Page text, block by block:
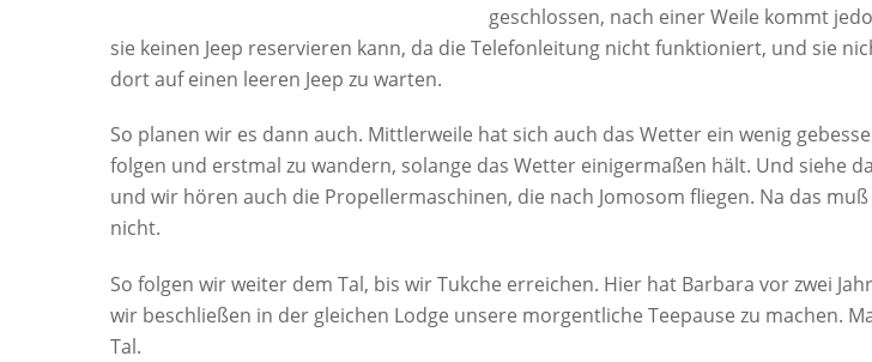
geschlossen, nach einer Weile kommt
sie keinen Jeep reservieren kann, da die Telefonleitung nicht funktioniert, und sie
dort auf einen leeren Jeep zu warten.
So planen wir es dann auch. Mittlerweile hat sich auch das Wetter ein wenig
folgen und erstmal zu wandern, solange das Wetter einigermaßen hält. Und siehe
und wir hören auch die Propellermaschinen, die nach Jomosom fliegen. Na das
nicht.
So folgen wir weiter dem Tal, bis wir Tukche erreichen. Hier hat Barbara vor zwei
wir beschließen in der gleichen Lodge unsere morgentliche Teepause zu machen.
Tal.